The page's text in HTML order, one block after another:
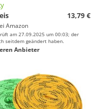
13,79 €
Amazon
am 27.09.2025 um 00:03; der
seitdem geändert haben.
Anbieter